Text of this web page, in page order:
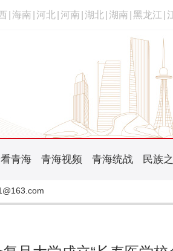
海南 河北 河南 湖北 湖南 黑龙江
青海 青海视频 青海统战 民族